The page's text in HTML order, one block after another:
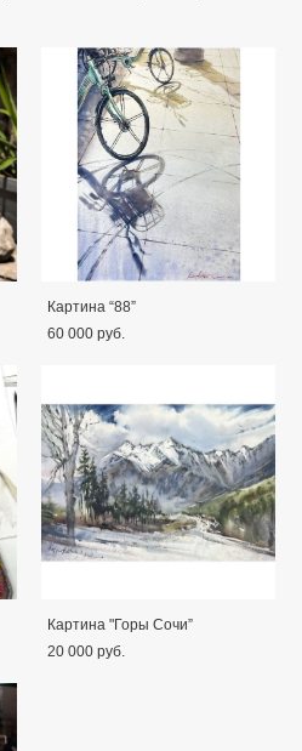
Картина “88”
60 000 pуб.
Картина "Горы Сочи”
20 000 pуб.